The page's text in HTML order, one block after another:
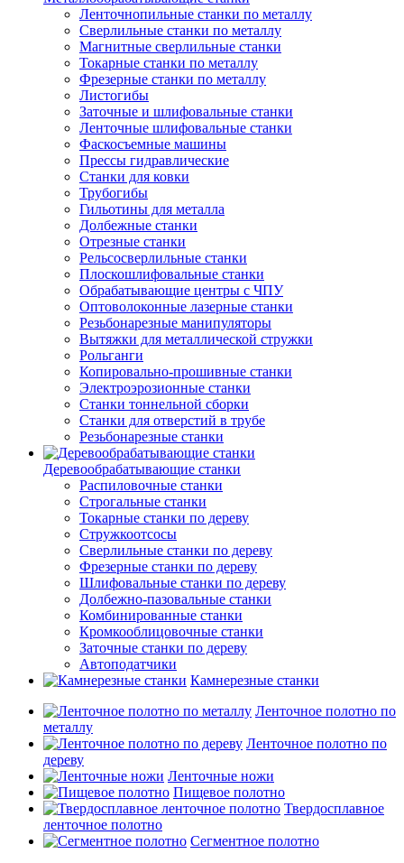
Ленточнопильные станки по металлу
Сверлильные станки по металлу
Магнитные сверлильные станки
Токарные станки по металлу
Фрезерные станки по металлу
Листогибы
Заточные и шлифовальные станки
Ленточные шлифовальные станки
Фаскосъемные машины
Прессы гидравлические
Станки для ковки
Трубогибы
Гильотины для металла
Долбежные станки
Отрезные станки
Рельсосверлильные станки
Плоскошлифовальные станки
Обрабатывающие центры с ЧПУ
Оптоволоконные лазерные станки
Резьбонарезные манипуляторы
Вытяжки для металлической стружки
Рольганги
Копировально-прошивные станки
Электроэрозионные станки
Станки тоннельной сборки
Станки для отверстий в трубе
Резьбонарезные станки
Деревообрабатывающие станки
Распиловочные станки
Строгальные станки
Токарные станки по дереву
Стружкоотсосы
Сверлильные станки по дереву
Фрезерные станки по дереву
Шлифовальные станки по дереву
Долбежно-пазовальные станки
Комбинированные станки
Кромкооблицовочные станки
Заточные станки по дереву
Автоподатчики
Камнерезные станки
Ленточное полотно по
металлу
Ленточное полотно по
дереву
Ленточные ножи
Пищевое полотно
Твердосплавное
ленточное полотно
Сегментное полотно